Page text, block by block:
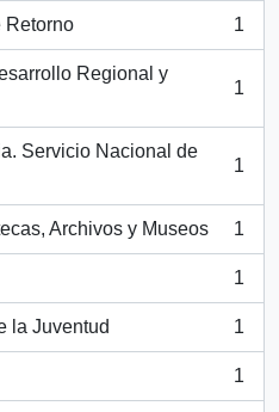
Retorno 1
Regional y
1
Servicio Nacional de
1
Archivos y Museos 1
1
la Juventud 1
1